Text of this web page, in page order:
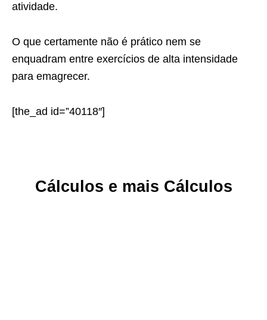
atividade.
O que certamente não é prático nem se
enquadram entre exercícios de alta intensidade
para emagrecer.
[the_ad id=”40118″]
Cálculos e mais Cálculos